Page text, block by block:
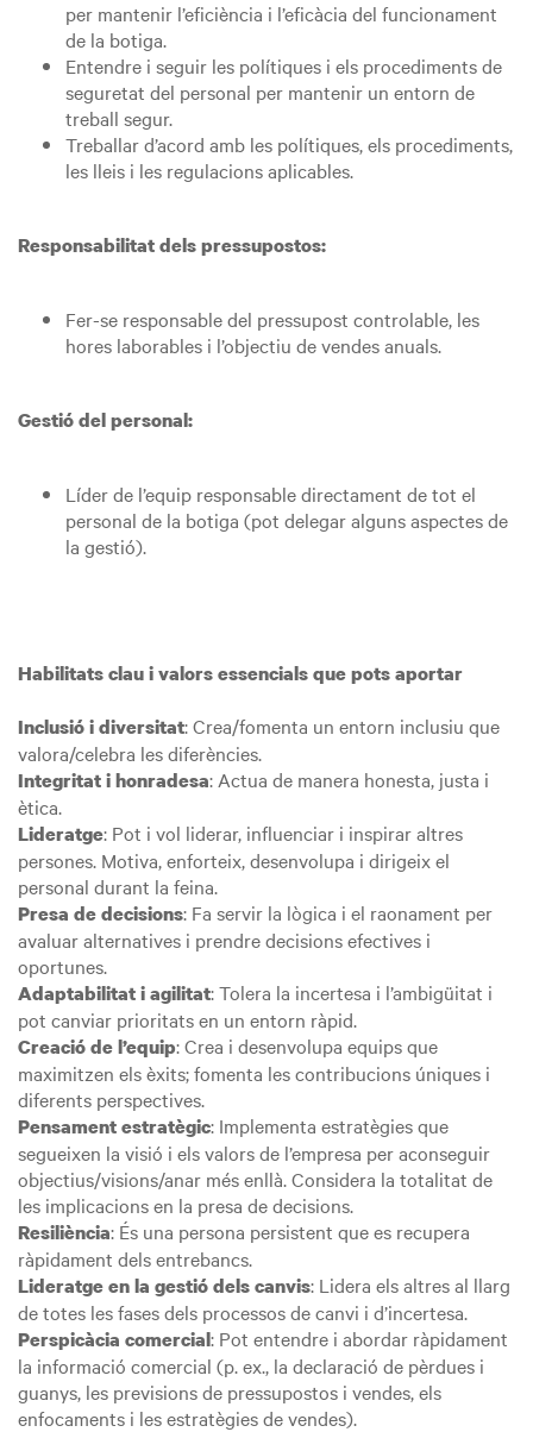
per mantenir l’eficiència i l’eficàcia del funcionament
de la botiga.
Entendre i seguir les polítiques i els procediments de
seguretat del personal per mantenir un entorn de
treball segur.
Treballar d’acord amb les polítiques, els procediments,
les lleis i les regulacions aplicables.
Responsabilitat dels pressupostos:
Fer-se responsable del pressupost controlable, les
hores laborables i l’objectiu de vendes anuals.
Gestió del personal:
Líder de l’equip responsable directament de tot el
personal de la botiga (pot delegar alguns aspectes de
la gestió).
Habilitats clau i valors essencials que pots aportar
Inclusió i diversitat: Crea/fomenta un entorn inclusiu que
valora/celebra les diferències.
Integritat i honradesa: Actua de manera honesta, justa i
ètica.
Lideratge: Pot i vol liderar, influenciar i inspirar altres
persones. Motiva, enforteix, desenvolupa i dirigeix el
personal durant la feina.
Presa de decisions: Fa servir la lògica i el raonament per
avaluar alternatives i prendre decisions efectives i
oportunes.
Adaptabilitat i agilitat: Tolera la incertesa i l’ambigüitat i
pot canviar prioritats en un entorn ràpid.
Creació de l’equip: Crea i desenvolupa equips que
maximitzen els èxits; fomenta les contribucions úniques i
diferents perspectives.
Pensament estratègic: Implementa estratègies que
segueixen la visió i els valors de l’empresa per aconseguir
objectius/visions/anar més enllà. Considera la totalitat de
les implicacions en la presa de decisions.
Resiliència: És una persona persistent que es recupera
ràpidament dels entrebancs.
Lideratge en la gestió dels canvis: Lidera els altres al llarg
de totes les fases dels processos de canvi i d’incertesa.
Perspicàcia comercial: Pot entendre i abordar ràpidament
la informació comercial (p. ex., la declaració de pèrdues i
guanys, les previsions de pressupostos i vendes, els
enfocaments i les estratègies de vendes).